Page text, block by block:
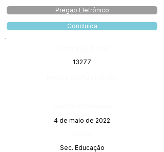
Pregão Eletrônico
Concluída
13277
4 de maio de 2022
Sec. Educação